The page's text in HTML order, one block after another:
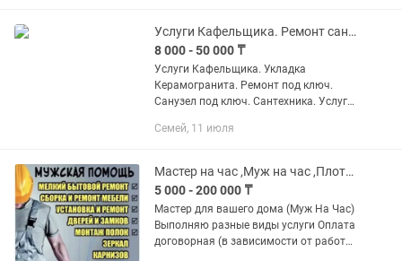
Услуги Кафельщика. Ремонт санузлов.Сантехника. Электрика. Ремонт под ключ.
8 000 - 50 000 ₸
Услуги Кафельщика. Укладка
Керамогранита. Ремонт под ключ.
Санузел под ключ. Сантехника. Услуги
Утепление балконов. Утепление стен и
Семей, 11 июля
Мастер на час ,Муж на час ,Плотник ,электрик итд
5 000 - 200 000 ₸
Мастер для вашего дома (Муж На Час)
Выполняю разные виды услуги Оплата
договорная (в зависимости от работы)